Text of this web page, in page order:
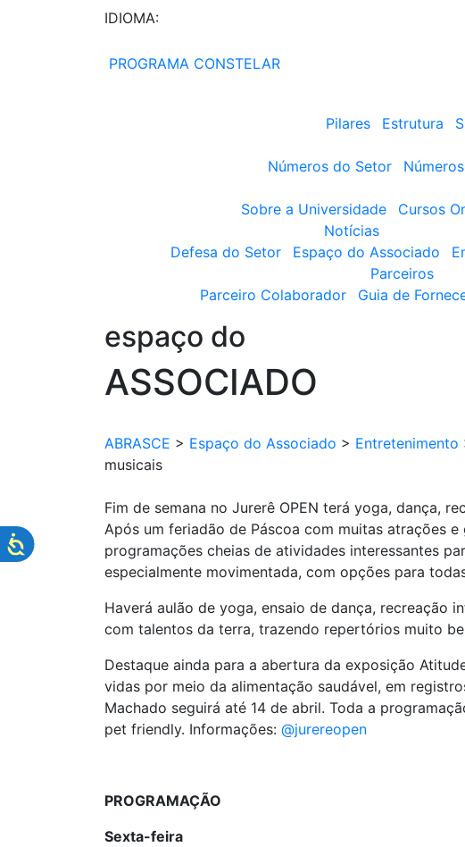
IDIOMA:
PROGRAMA CONSTELAR
Pilares
Estrutura
Números do Setor
Sobre a Universidade
Cursos
Notícias
Defesa do Setor
Espaço do Associado
Parceiros
Parceiro Colaborador
Guia de
espaço do
ASSOCIADO
ABRASCE > Espaço do Associado > Entretenimento
musicais
Fim de semana no Jurerê OPEN terá yoga, dança,
Após um feriadão de Páscoa com muitas atrações
programações cheias de atividades interessantes
especialmente movimentada, com opções para
Haverá aulão de yoga, ensaio de dança, recreação
com talentos da terra, trazendo repertórios muito
Destaque ainda para a abertura da exposição
vidas por meio da alimentação saudável, em
Machado seguirá até 14 de abril. Toda a
pet friendly. Informações: @jurereopen
PROGRAMAÇÃO
Sexta-feira